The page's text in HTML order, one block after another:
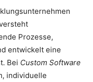
Prozesse,
entwickelt eine
Bei Custom Software
individuelle